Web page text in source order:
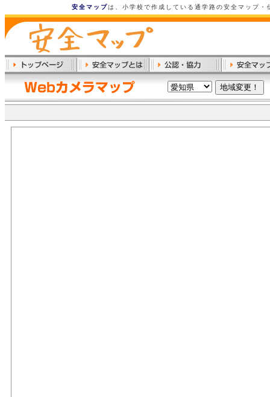
安全マップは、小学校で作成している通学路の安全マップ